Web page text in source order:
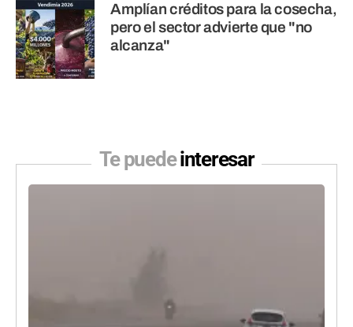
Amplían créditos para la cosecha,
pero el sector advierte que "no
alcanza"
Te puedeinteresar